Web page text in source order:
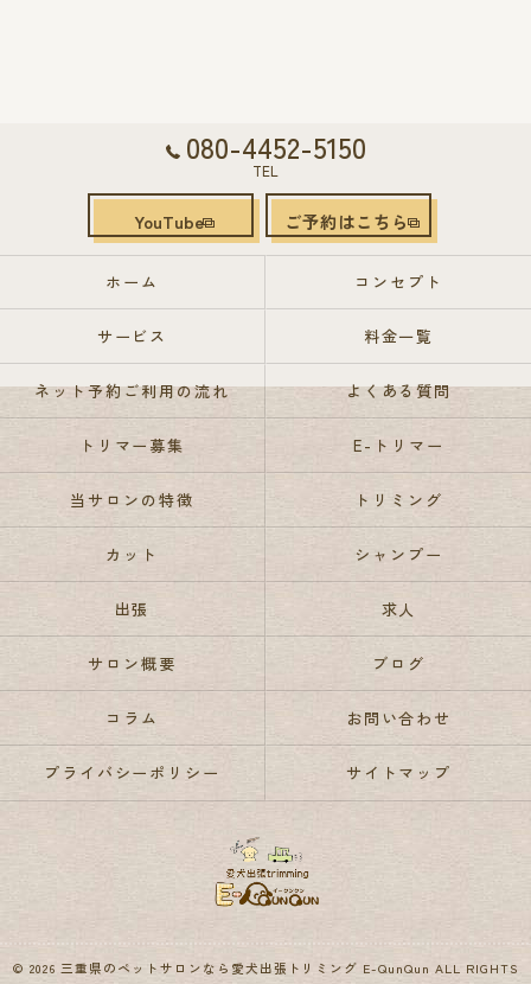
080-4452-5150
TEL
YouTube ご予約はこちら
ホーム コンセプト
サービス 料金一覧
ネット予約ご利用の流れ よくある質問
トリマー募集 E-トリマー
当サロンの特徴 トリミング
カット シャンプー
出張 求人
サロン概要 ブログ
コラム お問い合わせ
プライバシーポリシー サイトマップ
© 2026 三重県のペットサロンなら愛犬出張トリミング E-QunQun ALL RIGHTS